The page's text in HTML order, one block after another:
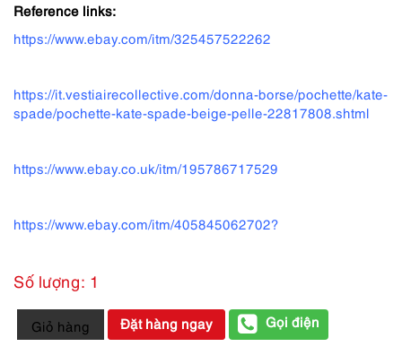
Reference links:
https://www.ebay.com/itm/325457522262
https://it.vestiairecollective.com/donna-borse/pochette/kate-
spade/pochette-kate-spade-beige-pelle-22817808.shtml
https://www.ebay.co.uk/itm/195786717529
https://www.ebay.com/itm/405845062702?
Số lượng: 1
4239-
Ví
Giỏ hàng Đặt hàng ngay Gọi điện